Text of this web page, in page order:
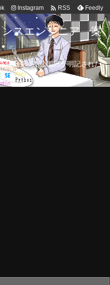
Instagram  RSS Feedly
ンスエンジニア 案
毎日更新！公開日が明記された